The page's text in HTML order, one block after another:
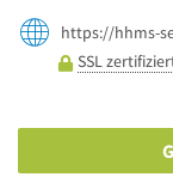
https://hhms-
SSL